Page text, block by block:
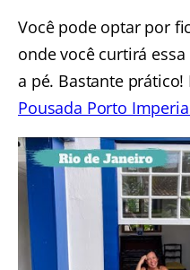
Você pode optar por
onde você curtirá
a pé. Bastante
Pousada Porto